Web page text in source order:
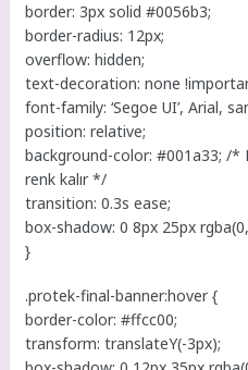
border: 3px solid #0056b3;
border-radius: 12px;
overflow: hidden;
text-decoration: none
font-family: ‘Segoe UI’, Arial,
position: relative;
background-color: #001a33; /*
renk kalır */
transition: 0.3s ease;
box-shadow: 0 8px 25px
}
.protek-final-banner:hover {
border-color: #ffcc00;
transform: translateY(-3px);